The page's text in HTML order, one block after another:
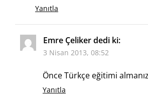
Yanıtla
Emre Çelikerdedi ki:
3 Nisan 2013, 08:52
Önce Türkçe eğitimi
Yanıtla